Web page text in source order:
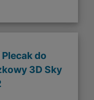
do
3D Sky